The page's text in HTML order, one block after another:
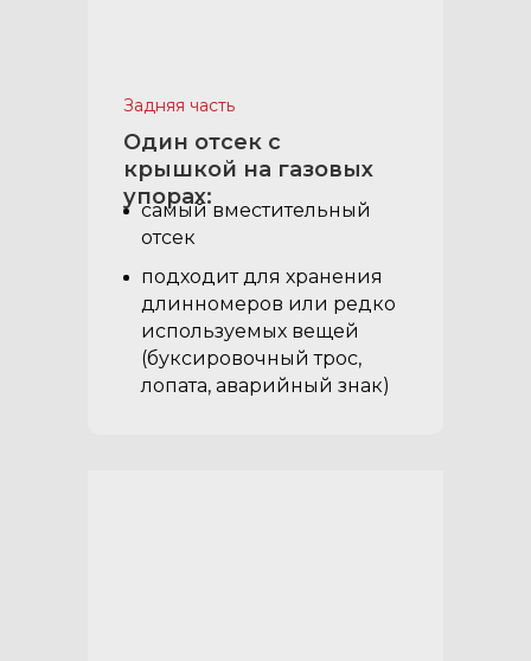
Задняя часть
Один отсек с
крышкой на газовых
упорах:
самый вместительный
отсек
подходит для хранения
длинномеров или редко
используемых вещей
(буксировочный трос,
лопата, аварийный знак)